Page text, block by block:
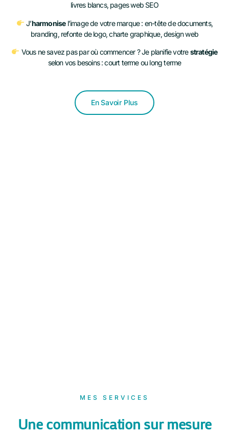
livres blancs, pages web SEO
J’harmonisel’image de votre marque : en-tête de documents,
branding, refonte de logo, charte graphique, design web
Vous ne savez pas par où commencer ? Je planifie votrestratégie
selon vos besoins : court terme ou long terme
En Savoir Plus
MES SERVICES
Une communication sur mesure